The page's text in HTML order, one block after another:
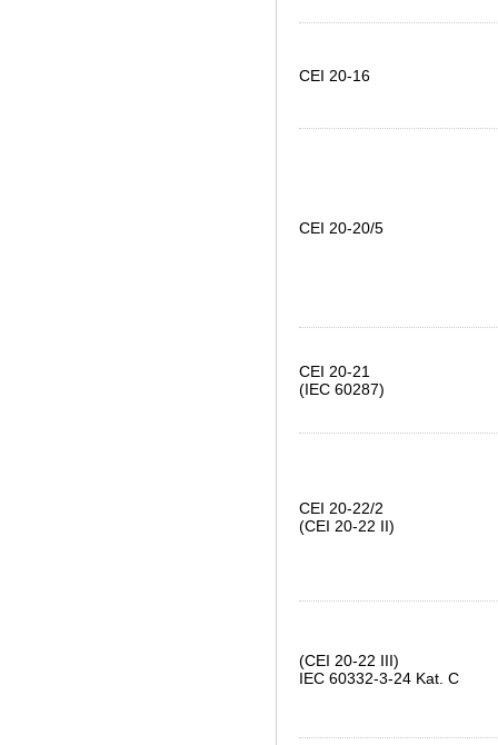
CEI 20-16
CEI 20-20/5
CEI 20-21
(IEC 60287)
CEI 20-22/2
(CEI 20-22 II)
(CEI 20-22 III)
IEC 60332-3-24 Kat. C